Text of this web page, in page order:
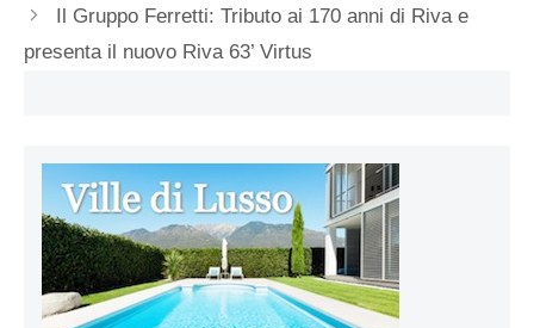
Il Gruppo Ferretti: Tributo ai 170 anni di Riva e
presenta il nuovo Riva 63’ Virtus